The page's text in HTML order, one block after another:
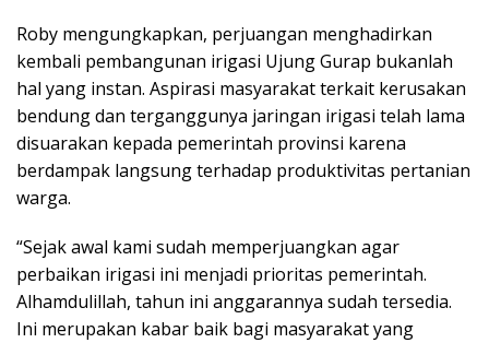
Roby mengungkapkan, perjuangan menghadirkan
kembali pembangunan irigasi Ujung Gurap bukanlah
hal yang instan. Aspirasi masyarakat terkait kerusakan
bendung dan terganggunya jaringan irigasi telah lama
disuarakan kepada pemerintah provinsi karena
berdampak langsung terhadap produktivitas pertanian
warga.
“Sejak awal kami sudah memperjuangkan agar
perbaikan irigasi ini menjadi prioritas pemerintah.
Alhamdulillah, tahun ini anggarannya sudah tersedia.
Ini merupakan kabar baik bagi masyarakat yang